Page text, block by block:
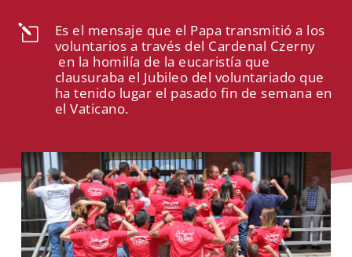
l
Es el mensaje que el Papa transmitió a los
voluntarios a través del Cardenal Czerny
en la homilía de la eucaristía que
clausuraba el Jubileo del voluntariado que
ha tenido lugar el pasado fin de semana en
el Vaticano.